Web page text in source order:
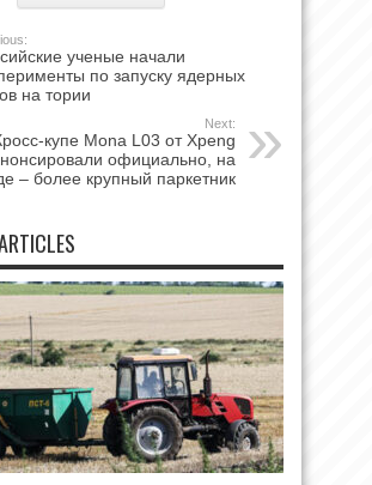
ученые начали
по запуску ядерных
на тории
Next:
купе Mona L03 от Xpeng
официально, на
– более крупный паркетник